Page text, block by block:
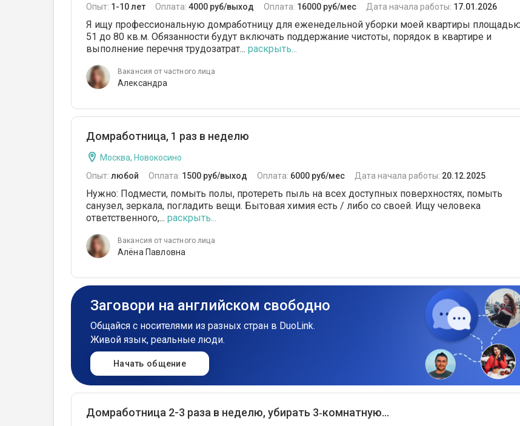
Опыт: 1-10 лет Оплата: 4000 руб/выход Оплата: 16000 руб/мес Дата начала работы: 17.01.2026
Я ищу профессиональную домработницу для еженедельной уборки моей квартиры
51 до 80 кв.м. Обязанности будут включать поддержание чистоты, порядок в квартире и
выполнение перечня трудозатрат... раскрыть...
Вакансия от частного лица
Александра
Домработница, 1 раз в неделю
Москва, Новокосино
Опыт: любой Оплата: 1500 руб/выход Оплата: 6000 руб/мес Дата начала работы: 20.12.2025
Нужно: Подмести, помыть полы, протереть пыль на всех доступных поверхностях, помыть
санузел, зеркала, погладить вещи. Бытовая химия есть / либо со своей. Ищу человека
ответственного,... раскрыть...
Вакансия от частного лица
Алёна Павловна
Заговори на английском свободно
Общайся с носителями из разных стран в DuoLink.
Живой язык, реальные люди.
Начать общение
Домработница 2-3 раза в неделю, убирать 3‑комнатную...